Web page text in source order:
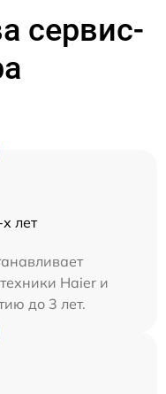
сервис-
лет
Haier и
до 3 лет.